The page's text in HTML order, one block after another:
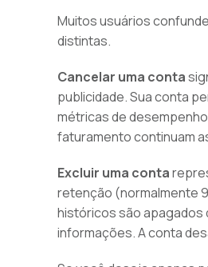
Muitos usuários
distintas.
Cancelar uma conta
publicidade. Sua conta
métricas de
faturamento continuam
Excluir uma conta
retenção (normalmente
históricos são apagados
informações. A conta